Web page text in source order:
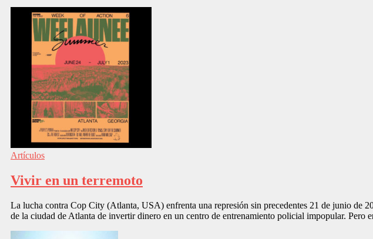
Artículos
Vivir en un terremoto
La lucha contra Cop City (Atlanta, USA) enfrenta una represión sin precedentes 21 de junio de
de la ciudad de Atlanta de invertir dinero en un centro de entrenamiento policial impopular. Pero